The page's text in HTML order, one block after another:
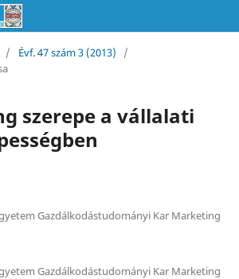
/ Évf. 47 szám 3 (2013)
/
szerepe a vállalati
Gazdálkodástudományi Kar Marketing
Gazdálkodástudományi Kar Marketing